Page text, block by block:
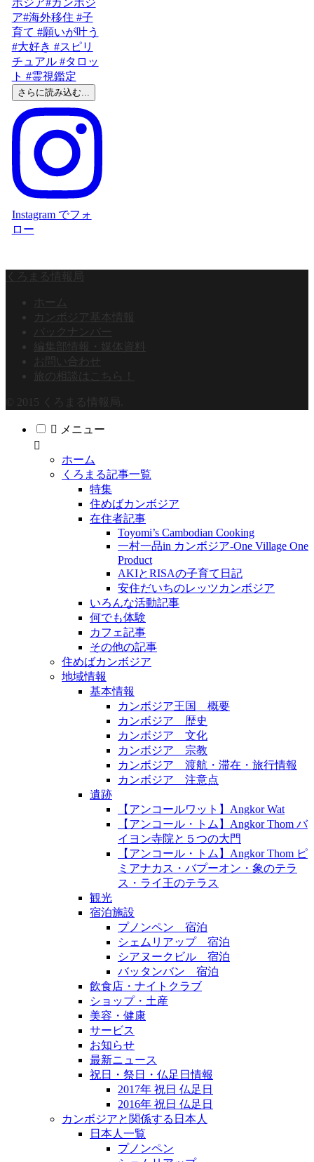
さらに読み込む...
Instagram でフォ
ロー
くろまる情報局
ホーム
カンボジア基本情報
バックナンバー
編集部情報・媒体資料
お問い合わせ
旅の相談はこちら！
© 2015 くろまる情報局.
メニュー
ホーム
くろまる記事一覧
特集
住めばカンボジア
在住者記事
Toyomi’s Cambodian Cooking
一村一品in カンボジア-One Village One
Product
AKIとRISAの子育て日記
安住だいちのレッツカンボジア
いろんな活動記事
何でも体験
カフェ記事
その他の記事
住めばカンボジア
地域情報
基本情報
カンボジア王国 概要
カンボジア 歴史
カンボジア 文化
カンボジア 宗教
カンボジア 渡航・滞在・旅行情報
カンボジア 注意点
遺跡
【アンコールワット】Angkor Wat
【アンコール・トム】Angkor Thom バ
イヨン寺院と５つの大門
【アンコール・トム】Angkor Thom ピ
ミアナカス・バプーオン・象のテラ
ス・ライ王のテラス
観光
宿泊施設
プノンペン 宿泊
シェムリアップ 宿泊
シアヌークビル 宿泊
バッタンバン 宿泊
飲食店・ナイトクラブ
ショップ・土産
美容・健康
サービス
お知らせ
最新ニュース
祝日・祭日・仏足日情報
2017年 祝日 仏足日
2016年 祝日 仏足日
カンボジアと関係する日本人
日本人一覧
プノンペン